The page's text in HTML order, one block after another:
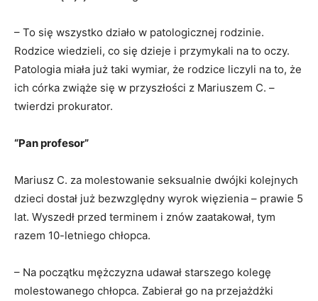
– To się wszystko działo w patologicznej rodzinie.
Rodzice wiedzieli, co się dzieje i przymykali na to oczy.
Patologia miała już taki wymiar, że rodzice liczyli na to, że
ich córka zwiąże się w przyszłości z Mariuszem C. –
twierdzi prokurator.
“Pan profesor”
Mariusz C. za molestowanie seksualnie dwójki kolejnych
dzieci dostał już bezwzględny wyrok więzienia – prawie 5
lat. Wyszedł przed terminem i znów zaatakował, tym
razem 10-letniego chłopca.
– Na początku mężczyzna udawał starszego kolegę
molestowanego chłopca. Zabierał go na przejażdżki